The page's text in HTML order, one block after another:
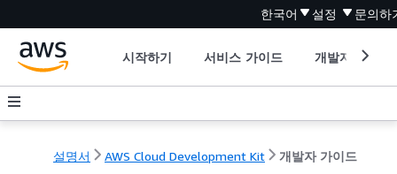
한국어 설정 문의하
시작하기 서비스 가이드 개발자 도구
설명서 AWS Cloud Development Kit 개발자 가이드